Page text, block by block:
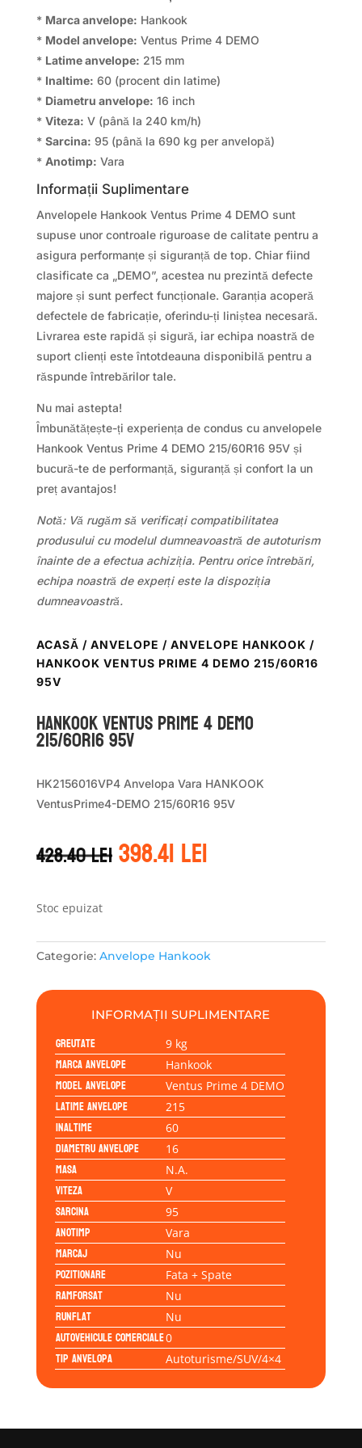
* Marca anvelope: Hankook
* Model anvelope: Ventus Prime 4 DEMO
* Latime anvelope: 215 mm
* Inaltime: 60 (procent din latime)
* Diametru anvelope: 16 inch
* Viteza: V (până la 240 km/h)
* Sarcina: 95 (până la 690 kg per anvelopă)
* Anotimp: Vara
Informații Suplimentare
Anvelopele Hankook Ventus Prime 4 DEMO sunt
supuse unor controale riguroase de calitate pentru a
asigura performanțe și siguranță de top. Chiar fiind
clasificate ca „DEMO”, acestea nu prezintă defecte
majore și sunt perfect funcționale. Garanția acoperă
defectele de fabricație, oferindu-ți liniștea necesară.
Livrarea este rapidă și sigură, iar echipa noastră de
suport clienți este întotdeauna disponibilă pentru a
răspunde întrebărilor tale.
Nu mai astepta!
Îmbunătățește-ți experiența de condus cu anvelopele
Hankook Ventus Prime 4 DEMO 215/60R16 95V și
bucură-te de performanță, siguranță și confort la un
preț avantajos!
Notă: Vă rugăm să verificați compatibilitatea
produsului cu modelul dumneavoastră de autoturism
înainte de a efectua achiziția. Pentru orice întrebări,
echipa noastră de experți este la dispoziția
dumneavoastră.
ACASĂ / ANVELOPE / ANVELOPE HANKOOK /
HANKOOK VENTUS PRIME 4 DEMO 215/60R16
95V
Hankook VENTUS PRIME 4 DEMO
215/60R16 95V
HK2156016VP4 Anvelopa Vara HANKOOK
VentusPrime4-DEMO 215/60R16 95V
428.40leiPrețul
inițial
398.41leiPrețul
curent
Stoc epuizat
Categorie: Anvelope Hankook
INFORMAȚII SUPLIMENTARE
Greutate 9 kg
Marca anvelope Hankook
Model anvelope Ventus Prime 4 DEMO
Latime anvelope 215
Inaltime 60
Diametru anvelope 16
Masa N.A.
Viteza V
Sarcina 95
Anotimp Vara
Marcaj Nu
Pozitionare Fata + Spate
Ramforsat Nu
Runflat Nu
Autovehicule comerciale0
Tip anvelopa Autoturisme/SUV/4×4